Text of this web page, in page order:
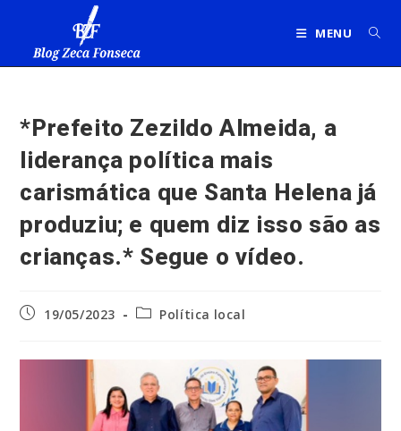
MENU
*Prefeito Zezildo Almeida, a
liderança política mais
carismática que Santa Helena já
produziu; e quem diz isso são as
crianças.* Segue o vídeo.
Post19/05/2023
Categoria
Política local